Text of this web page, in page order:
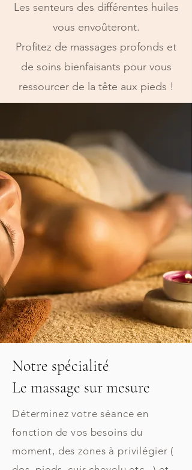
Les senteurs des différentes huiles
vous envoûteront.
Profitez de massages profonds et
de soins bienfaisants pour vous
ressourcer de la tête aux pieds !
Notre spécialité
Le massage sur mesure
Déterminez votre séance en
fonction de vos besoins du
moment, des zones à privilégier (